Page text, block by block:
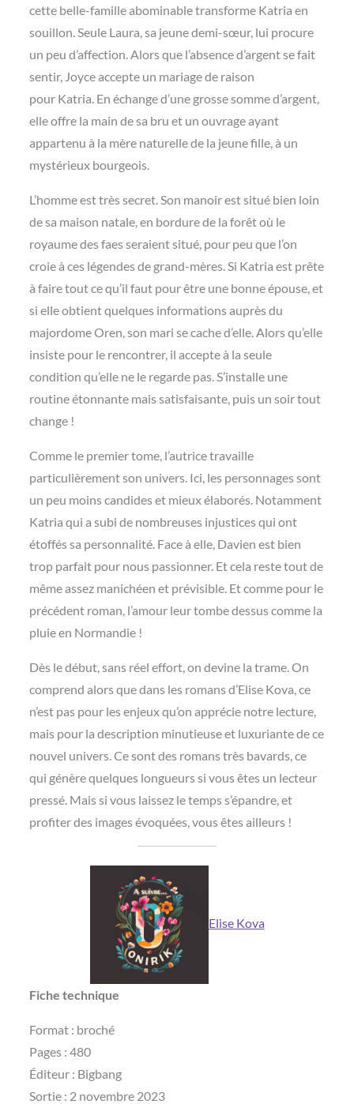
cette belle-famille abominable transforme Katria en
souillon. Seule Laura, sa jeune demi-sœur, lui procure
un peu d’affection. Alors que l’absence d’argent se fait
sentir, Joyce accepte un mariage de raison
pour Katria. En échange d’une grosse somme d’argent,
elle offre la main de sa bru et un ouvrage ayant
appartenu à la mère naturelle de la jeune fille, à un
mystérieux bourgeois.
L’homme est très secret. Son manoir est situé bien loin
de sa maison natale, en bordure de la forêt où le
royaume des faes seraient situé, pour peu que l’on
croie à ces légendes de grand-mères. Si Katria est prête
à faire tout ce qu’il faut pour être une bonne épouse, et
si elle obtient quelques informations auprès du
majordome Oren, son mari se cache d’elle. Alors qu’elle
insiste pour le rencontrer, il accepte à la seule
condition qu’elle ne le regarde pas. S’installe une
routine étonnante mais satisfaisante, puis un soir tout
change !
Comme le premier tome, l’autrice travaille
particulièrement son univers. Ici, les personnages sont
un peu moins candides et mieux élaborés. Notamment
Katria qui a subi de nombreuses injustices qui ont
étoffés sa personnalité. Face à elle, Davien est bien
trop parfait pour nous passionner. Et cela reste tout de
même assez manichéen et prévisible. Et comme pour le
précédent roman, l’amour leur tombe dessus comme la
pluie en Normandie !
Dès le début, sans réel effort, on devine la trame. On
comprend alors que dans les romans d’Elise Kova, ce
n’est pas pour les enjeux qu’on apprécie notre lecture,
mais pour la description minutieuse et luxuriante de ce
nouvel univers. Ce sont des romans très bavards, ce
qui génère quelques longueurs si vous êtes un lecteur
pressé. Mais si vous laissez le temps s’épandre, et
profiter des images évoquées, vous êtes ailleurs !
Elise Kova
Fiche technique
Format : broché
Pages‏ : ‎480
Éditeur ‏: ‎Bigbang
Sortie : 2 novembre 2023